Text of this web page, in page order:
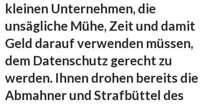
kleinen Unternehmen, die
unsägliche Mühe, Zeit und damit
Geld darauf verwenden müssen,
dem Datenschutz gerecht zu
werden. Ihnen drohen bereits die
Abmahner und Strafbüttel des